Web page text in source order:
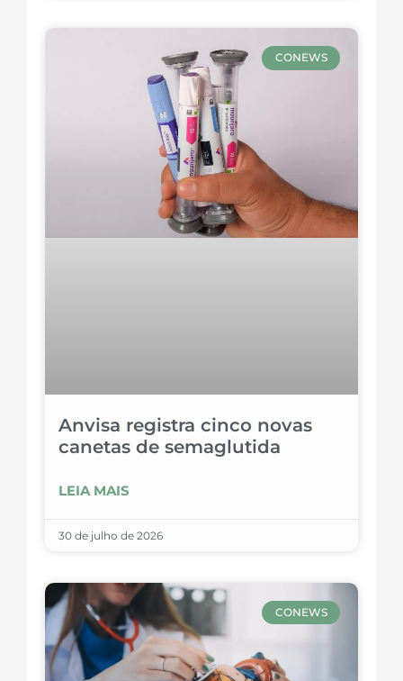
CONEWS
Anvisa registra cinco novas
canetas de semaglutida
LEIA MAIS
30 de julho de 2026
CONEWS